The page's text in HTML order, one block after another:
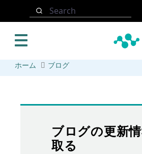
Search
ホーム ブログ
ブログの更新
取る